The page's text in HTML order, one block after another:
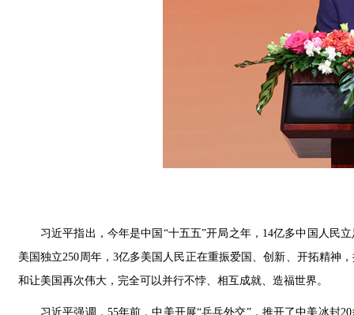
习近平指出，今年是中国“十五五”开局之年，14亿多中国人民
美国独立250周年，3亿多美国人民正在重振爱国、创新、开拓精神
和让美国再次伟大，完全可以并行不悖、相互成就、造福世界。
习近平强调，55年前，中美开展“乒乓外交”，推开了中美冰封